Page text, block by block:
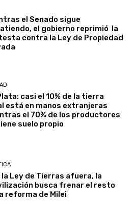
el Senado sigue
el gobierno reprimió la
contra la Ley de Propiedad
casi el 10% de la tierra
está en manos extranjeras
el 70% de los productores
suelo propio
la Ley de Tierras afuera, la
busca frenar el resto
reforma de Milei